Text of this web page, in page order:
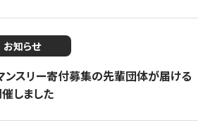
お知らせ
ンスリー寄付募集の先輩団体が届ける
しました